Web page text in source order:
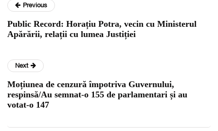
Previous
Public Record: Horațiu Potra, vecin cu Ministerul
Apărării, relații cu lumea Justiției
Next
Moțiunea de cenzură împotriva Guvernului,
respinsă/Au semnat-o 155 de parlamentari și au
votat-o 147